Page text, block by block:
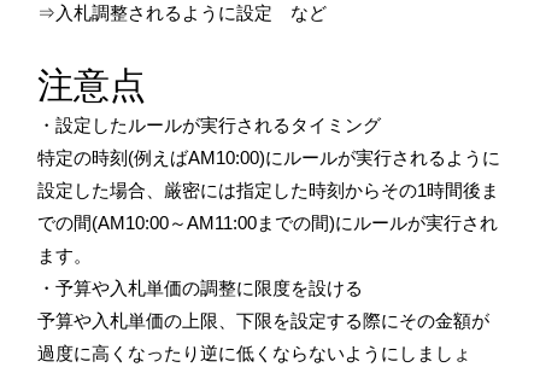
⇒入札調整されるように設定 など
注意点
・設定したルールが実行されるタイミング
特定の時刻(例えばAM10:00)にルールが実行されるように
設定した場合、厳密には指定した時刻からその1時間後ま
での間(AM10:00～AM11:00までの間)にルールが実行され
ます。
・予算や入札単価の調整に限度を設ける
予算や入札単価の上限、下限を設定する際にその金額が
過度に高くなったり逆に低くならないようにしましょ